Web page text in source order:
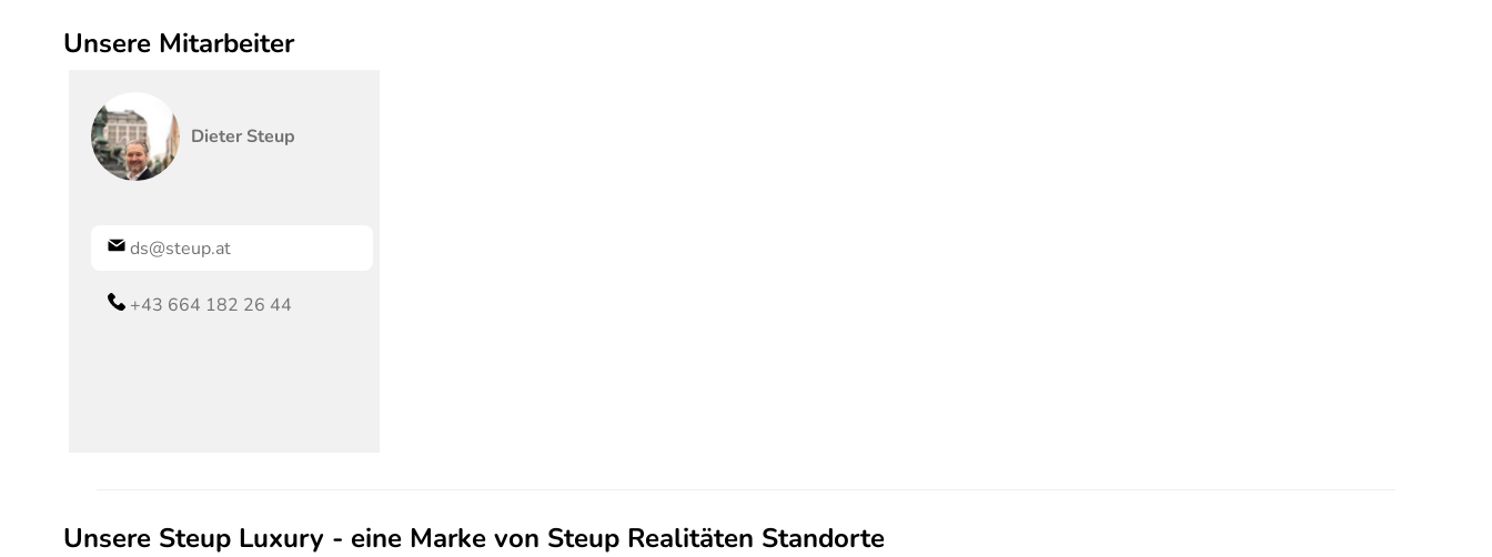
Unsere Mitarbeiter
Dieter Steup
ds@steup.at
+43 664 182 26 44
Unsere Steup Luxury - eine Marke von Steup Realitäten Standorte